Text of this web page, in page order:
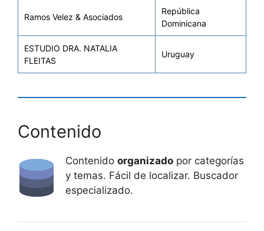
Ramos Velez & Asociados
República
Dominicana
ESTUDIO DRA. NATALIA
FLEITAS
Uruguay
Contenido
Contenido organizado por categorías
y temas. Fácil de localizar. Buscador
especializado.